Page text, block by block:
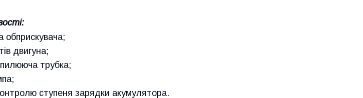
двигуна;
трубка;
ступеня зарядки акумулятора.